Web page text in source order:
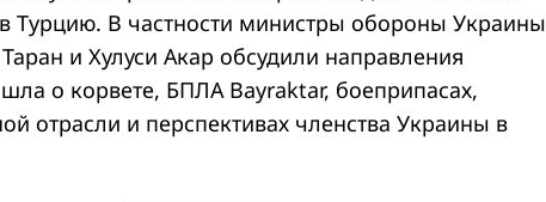
Турцию. В частности министры обороны Украины
и Хулуси Акар обсудили направления
о корвете, БПЛА Bayraktar, боеприпасах,
отрасли и перспективах членства Украины в